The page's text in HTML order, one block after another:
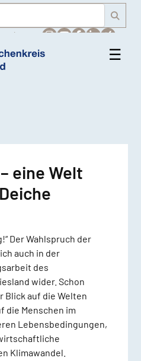
☰
eine Welt
Der Wahlspruch der
auch in der
des
wider. Schon
Blick auf die Welten
die Menschen im
Lebensbedingungen,
Klimawandel.